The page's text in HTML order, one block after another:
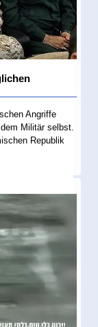
Angriffe
Militär selbst.
Republik